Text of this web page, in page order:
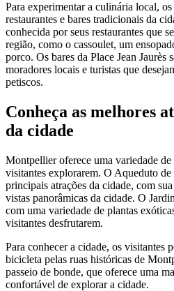
Para experimentar a culinária local,
restaurantes e bares tradicionais da
conhecida por seus restaurantes que
região, como o cassoulet, um
porco. Os bares da Place Jean Jaurès
moradores locais e turistas que
petiscos.
Conheça as melhores
da cidade
Montpellier oferece uma variedade de
visitantes explorarem. O Aqueduto
principais atrações da cidade, com
vistas panorâmicas da cidade. O
com uma variedade de plantas
visitantes desfrutarem.
Para conhecer a cidade, os visitantes
bicicleta pelas ruas históricas de
passeio de bonde, que oferece uma
confortável de explorar a cidade.